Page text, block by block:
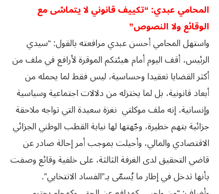
المحامي عبدي: “تكييف قانوني لا يتماشى مع
الوقائع ولا النصوص”
واستهل المحامي أحسن عبدي مرافعته بالقول: “سيدي
الرئيس، أقف اليوم أمام هيئتكم الموقرة لأرافع في ملف من
أكثر القضايا تعقيدا وحساسية، ليس فقط لما يحمله من
أبعاد قانونية، بل لما يختزله من دلالات اجتماعية وسياسية
وإنسانية، إنه ملف موكلتي نغزة سعيدة التي تواجه ملاحقة
جزائية بتهم خطيرة، وجّهتها لها نيابة القطب الوطني الجزائي
الاقتصادي والمالي، وأحيلت بموجب أمر إحالة صادر عن
قاضي التحقيق لدى الغرفة الثالثة، على خلفية وقائع وصفت
بأنها تدخل في إطار ما يُسمّى بـ”الفساد الانتخابي”.